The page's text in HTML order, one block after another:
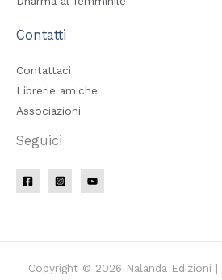
Contatti
Contattaci
Librerie amiche
Associazioni
Seguici
Copyright © 2026 Nalanda Edizioni |